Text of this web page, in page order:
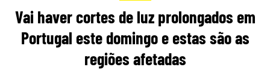
Vai haver cortes de luz prolongados em
Portugal este domingo e estas são as
regiões afetadas